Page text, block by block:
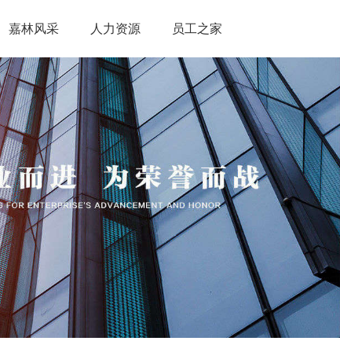
嘉林风采 人力资源 员工之家